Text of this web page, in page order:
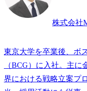
株式会社
東京大学を卒業後、ボ
（BCG）に入社。主
界における戦略立案プ